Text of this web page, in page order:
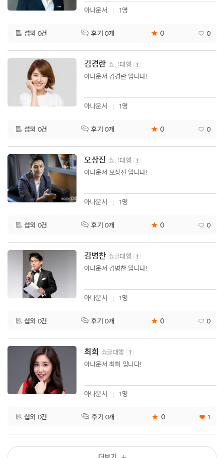
아나운서 1명
섭외 0건 후기 0개 ★ 0 0
김경란 쇼글대행
아나운서 김경란 입니다!
아나운서 1명
섭외 0건 후기 0개 ★ 0 0
오상진 쇼글대행
아나운서 오상진 입니다!
아나운서 1명
섭외 0건 후기 0개 ★ 0 0
김병찬 쇼글대행
아나운서 김병찬 입니다!
아나운서 1명
섭외 0건 후기 0개 ★ 0 0
최희 쇼글대행
아나운서 최희 입니다!
아나운서 1명
섭외 0건 후기 0개 ★ 0 1